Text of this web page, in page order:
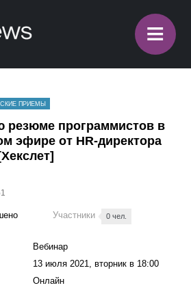
≡
ПРИЕМЫ
резюме программистов в
эфире от HR-директора
Участники 0 чел.
Вебинар
13 июля 2021, вторник в 18:00
Онлайн